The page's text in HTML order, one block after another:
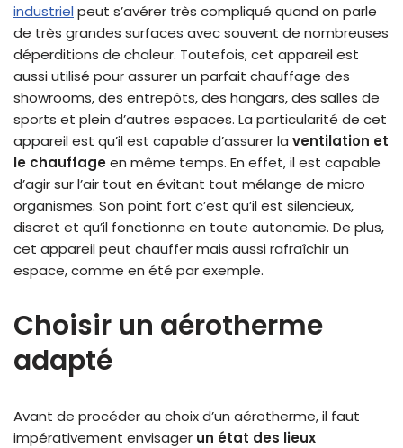
industriel peut s’avérer très compliqué quand on parle
de très grandes surfaces avec souvent de nombreuses
déperditions de chaleur. Toutefois, cet appareil est
aussi utilisé pour assurer un parfait chauffage des
showrooms, des entrepôts, des hangars, des salles de
sports et plein d’autres espaces. La particularité de cet
appareil est qu’il est capable d’assurer la ventilation et
le chauffageen même temps. En effet, il est capable
d’agir sur l’air tout en évitant tout mélange de micro
organismes. Son point fort c’est qu’il est silencieux,
discret et qu’il fonctionne en toute autonomie. De plus,
cet appareil peut chauffer mais aussi rafraîchir un
espace, comme en été par exemple.
Choisir un aérotherme
adapté
Avant de procéder au choix d’un aérotherme, il faut
impérativement envisager un état des lieux